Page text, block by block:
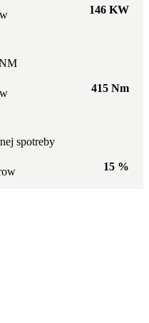
146 KW
415 Nm
spotreby
15 %